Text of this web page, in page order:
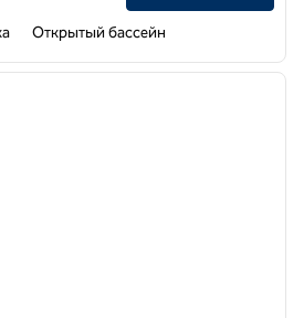
Открытый бассейн